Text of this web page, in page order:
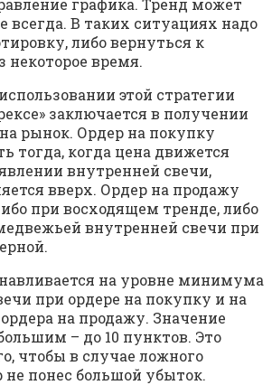
графика. Тренд может
всегда. В таких ситуациях надо
либо вернуться к
некоторое время.
этой стратегии
заключается в получении
рынок. Ордер на покупку
тогда, когда цена движется
внутренней свечи,
вверх. Ордер на продажу
при восходящем тренде, либо
внутренней свечи при
на уровне минимума
при ордере на покупку и на
на продажу. Значение
– до 10 пунктов. Это
чтобы в случае ложного
не понес большой убыток.